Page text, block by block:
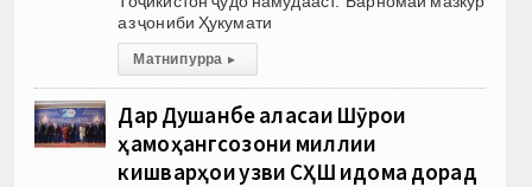
аз ҷониби Ҳукумати
Матни пурра ▸
Дар Душанбе ҷаласаи Шӯрои
ҳамоҳангсозони миллии
кишварҳои узви СҲШ идома дорад